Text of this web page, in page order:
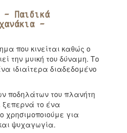
- Παιδικά
-
που κινείται καθώς ο
την μυική του δύναμη. Το
ιδιαίτερα διαδεδομένο
ποδηλάτων του πλανήτη
ξεπερνά το ένα
χρησιμοποιούμε για
ψυχαγωγία.